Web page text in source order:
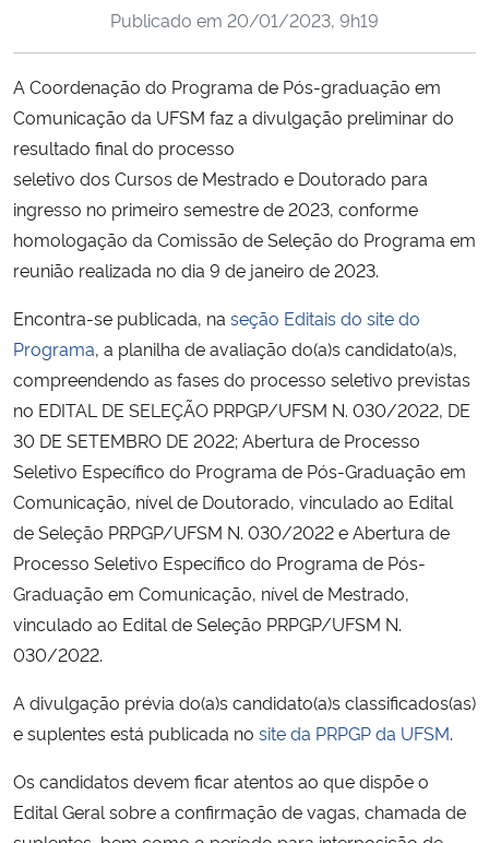
Ministério da Cidadania
Ministério de Minas e Energia
Ministério da Ciência, Tecnologia, Inovações e Comunicações
Ministério do Meio Ambiente
Ministério do Desenvolvimento Regional
Controladoria-Geral da União
Ministério da Mulher, da Família e dos Direitos Humanos
Secretaria-Geral
Secretaria de Governo
Gabinete de Segurança Institucional
Advocacia-Geral da União
Publicado em 20/01/2023, 9h19
A Coordenação do Programa de Pós-graduação em
Comunicação da UFSM faz a divulgação preliminar do
resultado final do processo
seletivo dos Cursos de Mestrado e Doutorado para
ingresso no primeiro semestre de 2023, conforme
homologação da Comissão de Seleção do Programa em
reunião realizada no dia 9 de janeiro de 2023.
Encontra-se publicada, na seção Editais do site do
Programa, a planilha de avaliação do(a)s candidato(a)s,
compreendendo as fases do processo seletivo previstas
no EDITAL DE SELEÇÃO PRPGP/UFSM N. 030/2022, DE
30 DE SETEMBRO DE 2022; Abertura de Processo
Seletivo Específico do Programa de Pós-Graduação em
Comunicação, nível de Doutorado, vinculado ao Edital
de Seleção PRPGP/UFSM N. 030/2022 e Abertura de
Processo Seletivo Específico do Programa de Pós-
Graduação em Comunicação, nível de Mestrado,
vinculado ao Edital de Seleção PRPGP/UFSM N.
030/2022.
A divulgação prévia do(a)s candidato(a)s classificados(as)
e suplentes está publicada no site da PRPGP da UFSM.
Os candidatos devem ficar atentos ao que dispõe o
Edital Geral sobre a confirmação de vagas, chamada de